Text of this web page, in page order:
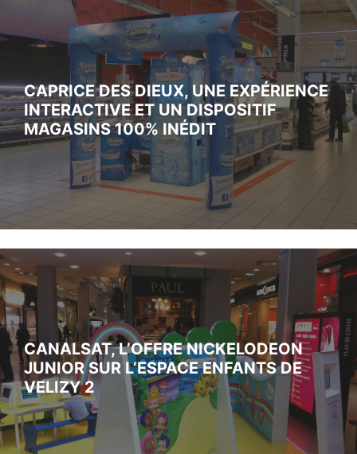
CAPRICE DES DIEUX, UNE EXPÉRIENCE
INTERACTIVE ET UN DISPOSITIF
MAGASINS 100% INÉDIT
CANALSAT, L’OFFRE NICKELODEON
JUNIOR SUR L’ESPACE ENFANTS DE
VELIZY 2